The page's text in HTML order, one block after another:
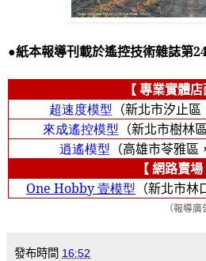
●紙本報導刊載於遙控技術雜誌第
【 專業實體店
超速度模型 （新北市汐止區
來成遙控模型 （新北市樹林
逍遙模型 （高雄市苓雅區，
【 網路賣場
One Hobby壹模型 （新北市林
（報導廣
發布時間 16:52